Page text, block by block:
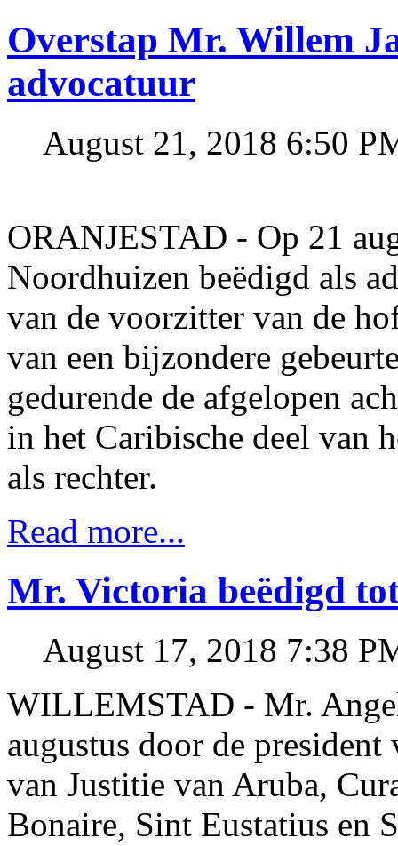
Overstap Mr. Willem
advocatuur
August 21, 2018 6:50
ORANJESTAD - Op 21
Noordhuizen beëdigd als
van de voorzitter van de
van een bijzondere
gedurende de afgelopen
in het Caribische deel van
als rechter.
Read more...
Mr. Victoria beëdigd
August 17, 2018 7:38
WILLEMSTAD - Mr.
augustus door de
van Justitie van Aruba,
Bonaire, Sint Eustatius en